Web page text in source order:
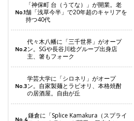
No.1
「神保町 台（うてな）」が開業。老
舗「浅草今半」で20年超のキャリアを
持つ40代
No.2
代々木八幡に「三千世界」がオープ
ン。SGや長谷川稔グループ出身店
主、箸もフォーク
No.3
学芸大学に「シロネリ」がオープ
ン。自家製麺とラビオリ、本格焼酎
の居酒屋。自由が丘
No.4鎌倉に「Splice Kamakura（スプライ